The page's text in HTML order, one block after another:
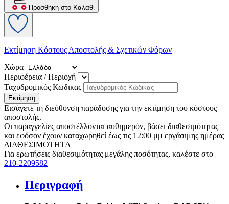
Προσθήκη στο Καλάθι
Εκτίμηση Κόστους Αποστολής & Σχετικών Φόρων
Χώρα
Περιφέρεια / Περιοχή
Ταχυδρομικός Κώδικας
Εκτίμηση
Εισάγετε τη διεύθυνση παράδοσης για την εκτίμηση του κόστους
αποστολής.
Οι παραγγελίες αποστέλλονται αυθημερόν, βάσει διαθεσιμότητας
και εφόσον έχουν καταχωρηθεί έως τις 12:00 μμ εργάσιμης ημέρας
ΔΙΑΘΕΣΙΜΟΤΗΤΑ
Για ερωτήσεις διαθεσιμότητας μεγάλης ποσότητας, καλέστε στο
210-2209582
Περιγραφή